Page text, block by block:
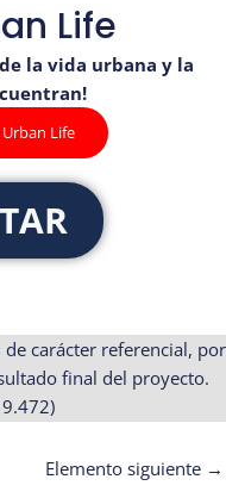
Life
la vida urbana y la
Life
carácter referencial, por
final del proyecto.
Elemento siguiente →